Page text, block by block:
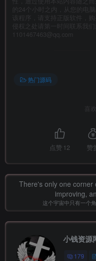
的24个小时之内，从您的电
该程序，请支持正版软件，
侵权之处请第一时间联系我
1101467463@qq.com
热门源码
喜
点赞 12 赞
There's only one
improving,
这个宇宙中只有一个
小钱资源
179